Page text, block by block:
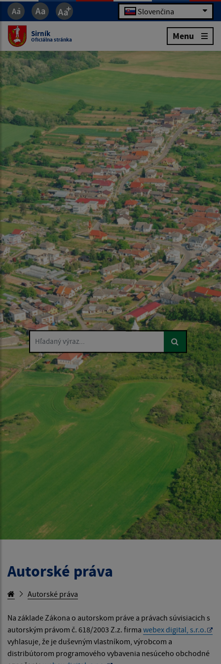
Slovenčina
Sirník
Oficiálna stránka Menu
Hľadaný výraz...
Autorské práva
Autorské práva
Na základe Zákona o autorskom práve a právach súvisiacich s
autorským právom č. 618/2003 Z.z. firma webex digital, s.r.o.
vyhlasuje, že je duševným vlastníkom, výrobcom a
distribútorom programového vybavenia nesúceho obchodné